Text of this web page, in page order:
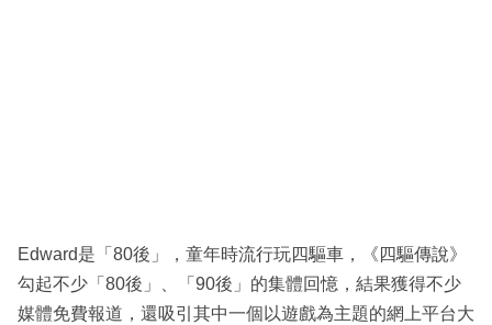
Edward是「80後」，童年時流行玩四驅車，《四驅傳說》
勾起不少「80後」、「90後」的集體回憶，結果獲得不少
媒體免費報道，還吸引其中一個以遊戲為主題的網上平台大